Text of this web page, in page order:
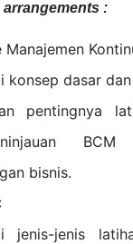
:
Manajemen
konsep dasar
pentingnya
BCM
bisnis.
jenis-jenis